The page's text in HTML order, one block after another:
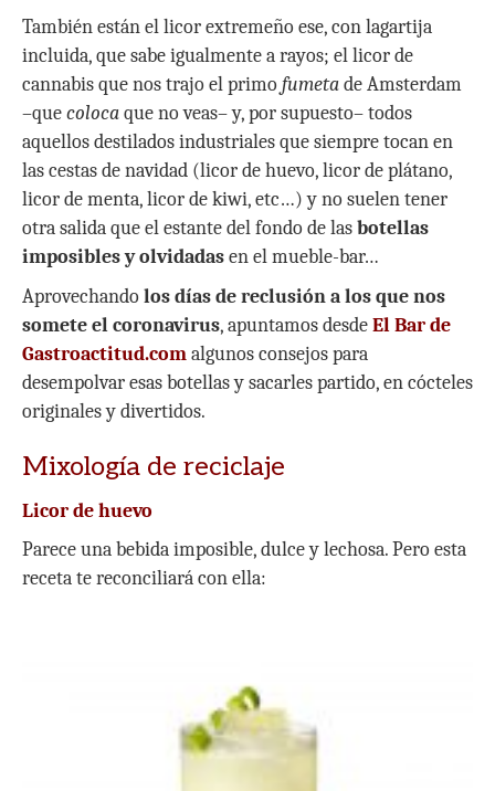
También están el licor extremeño ese, con lagartija
incluida, que sabe igualmente a rayos; el licor de
cannabis que nos trajo el primofumetade Amsterdam
–quecolocaque no veas– y, por supuesto– todos
aquellos destilados industriales que siempre tocan en
las cestas de navidad (licor de huevo, licor de plátano,
licor de menta, licor de kiwi, etc…) y no suelen tener
otra salida que el estante del fondo de lasbotellas
imposibles y olvidadasen el mueble-bar…
Aprovechandolos días de reclusión a los que nos
somete el coronavirus, apuntamos desdeEl Bar de
Gastroactitud.comalgunos consejos para
desempolvar esas botellas y sacarles partido, en cócteles
originales y divertidos.
Mixología de reciclaje
Licor de huevo
Parece una bebida imposible, dulce y lechosa. Pero esta
receta te reconciliará con ella: